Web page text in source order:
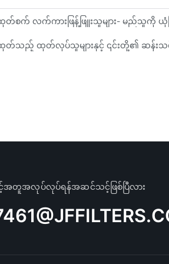
စက် လက်ကားဖြန့်ဖြူးသူများ- မည်သူကို
သည့် ထုတ်လုပ်သူများနှင့် ၎င်းတို့၏ ဆန်းသစ်တီ
အတူအလုပ်လုပ်ရန်အဆင်သင့်ဖြစ်ပြီလား